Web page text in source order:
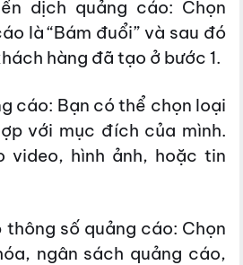
dịch quảng cáo: Chọn
là “Bám đuổi” và sau đó
hàng đã tạo ở bước 1.
cáo: Bạn có thể chọn loại
với mục đích của mình.
video, hình ảnh, hoặc tin
thông số quảng cáo: Chọn
ngân sách quảng cáo,